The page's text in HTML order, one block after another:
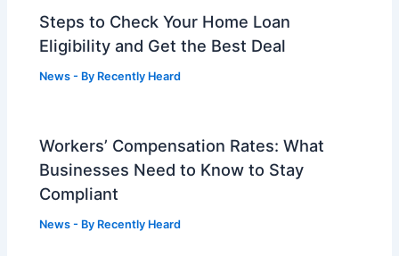
Steps to Check Your Home Loan
Eligibility and Get the Best Deal
News - By Recently Heard
Workers’ Compensation Rates: What
Businesses Need to Know to Stay
Compliant
News - By Recently Heard